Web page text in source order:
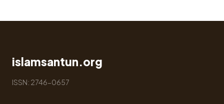
islamsantun.org
ISSN: 2746-0657